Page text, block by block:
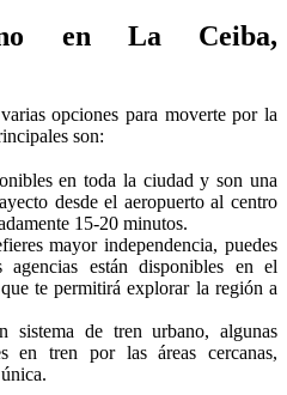
en La Ceiba,
opciones para moverte por la
son:
en toda la ciudad y son una
desde el aeropuerto al centro
15-20 minutos.
mayor independencia, puedes
están disponibles en el
te permitirá explorar la región a
de tren urbano, algunas
en tren por las áreas cercanas,